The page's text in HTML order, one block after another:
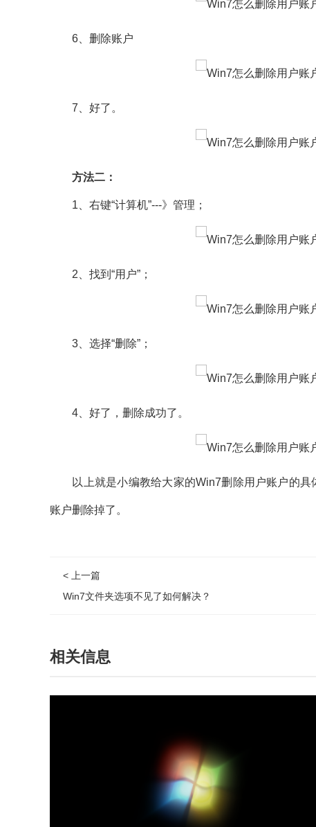
6、删除账户
7、好了。
方法二：
1、右键“计算机”---》管理；
2、找到“用户”；
3、选择“删除”；
4、好了，删除成功了。
以上就是小编教给大家的Win7删除用户账户的具
账户删除掉了。
< 上一篇
Win7文件夹选项不见了如何解决？
相关信息